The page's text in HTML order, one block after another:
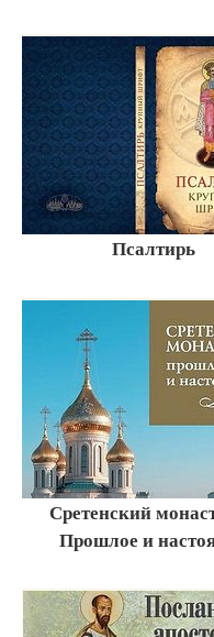
Псалтирь
Сретенский
Прошлое и